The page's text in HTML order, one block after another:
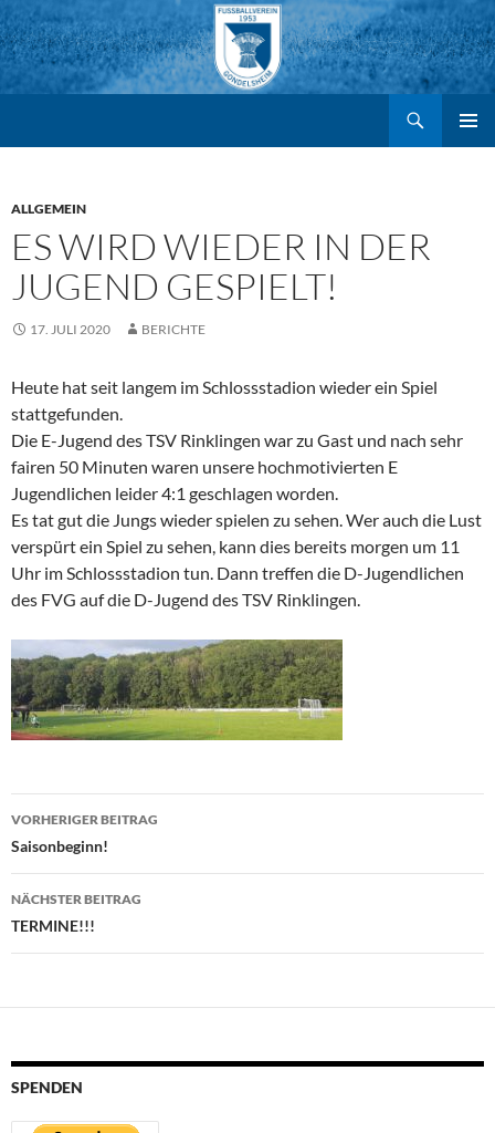
Zum
Inhalt
springen
ALLGEMEIN
ES WIRD WIEDER IN DER
JUGEND GESPIELT!
17. JULI 2020 BERICHTE
Heute hat seit langem im Schlossstadion wieder ein Spiel
stattgefunden.
Die E-Jugend des TSV Rinklingen war zu Gast und nach sehr
fairen 50 Minuten waren unsere hochmotivierten E
Jugendlichen leider 4:1 geschlagen worden.
Es tat gut die Jungs wieder spielen zu sehen. Wer auch die Lust
verspürt ein Spiel zu sehen, kann dies bereits morgen um 11
Uhr im Schlossstadion tun. Dann treffen die D-Jugendlichen
des FVG auf die D-Jugend des TSV Rinklingen.
Beitragsnavigation
VORHERIGER BEITRAG
Saisonbeginn!
NÄCHSTER BEITRAG
TERMINE!!!
SPENDEN